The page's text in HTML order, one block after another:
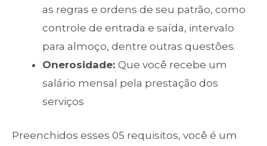
as regras e ordens de seu patrão, como
controle de entrada e saída, intervalo
para almoço, dentre outras questões.
Onerosidade: Que você recebe um
salário mensal pela prestação dos
serviços
Preenchidos esses 05 requisitos, você é um